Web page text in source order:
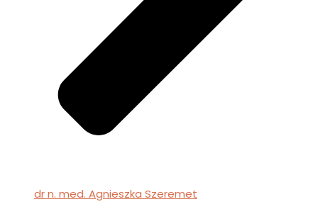
dr n. med. Agnieszka Szeremet